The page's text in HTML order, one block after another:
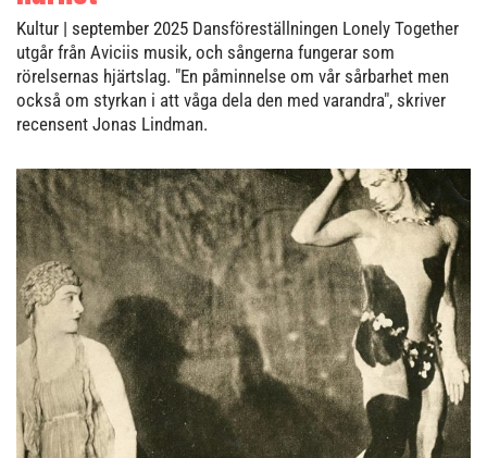
Kultur | september 2025 Dansföreställningen Lonely Together
utgår från Aviciis musik, och sångerna fungerar som
rörelsernas hjärtslag. "En påminnelse om vår sårbarhet men
också om styrkan i att våga dela den med varandra", skriver
recensent Jonas Lindman.